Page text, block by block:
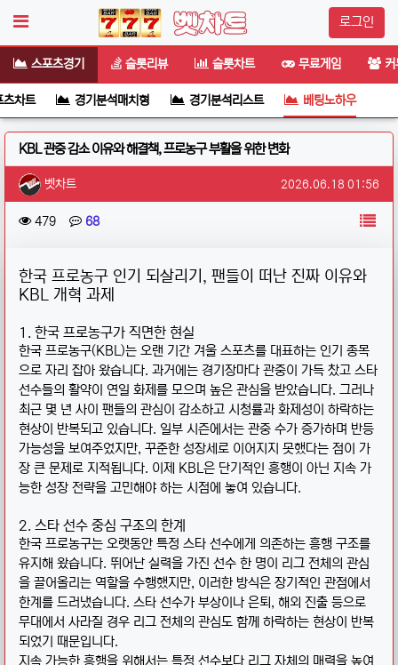
로그인
스포츠경기 슬롯리뷰 슬롯차트 무료게임
차트 경기분석매치형 경기분석리스트 베팅노하우
KBL 관중 감소 이유와 해결책, 프로농구 부활을 위한 변화
작성자 정보
벳차트 작성일
2026.06.18 01:56
컨텐츠 정보
479조회 68댓글 목록
한국 프로농구 인기 되살리기, 팬들이 떠난 진짜 이유와
KBL 개혁 과제
1. 한국 프로농구가 직면한 현실
한국 프로농구(KBL)는 오랜 기간 겨울 스포츠를 대표하는 인기 종목
으로 자리 잡아 왔습니다. 과거에는 경기장마다 관중이 가득 찼고 스타
선수들의 활약이 연일 화제를 모으며 높은 관심을 받았습니다. 그러나
최근 몇 년 사이 팬들의 관심이 감소하고 시청률과 화제성이 하락하는
현상이 반복되고 있습니다. 일부 시즌에서는 관중 수가 증가하며 반등
가능성을 보여주었지만, 꾸준한 성장세로 이어지지 못했다는 점이 가
장 큰 문제로 지적됩니다. 이제 KBL은 단기적인 흥행이 아닌 지속 가
능한 성장 전략을 고민해야 하는 시점에 놓여 있습니다.
2. 스타 선수 중심 구조의 한계
한국 프로농구는 오랫동안 특정 스타 선수에게 의존하는 흥행 구조를
유지해 왔습니다. 뛰어난 실력을 가진 선수 한 명이 리그 전체의 관심
을 끌어올리는 역할을 수행했지만, 이러한 방식은 장기적인 관점에서
한계를 드러냈습니다. 스타 선수가 부상이나 은퇴, 해외 진출 등으로
무대에서 사라질 경우 리그 전체의 관심도 함께 하락하는 현상이 반복
되었기 때문입니다.
지속 가능한 흥행을 위해서는 특정 선수보다 리그 자체의 매력을 높여